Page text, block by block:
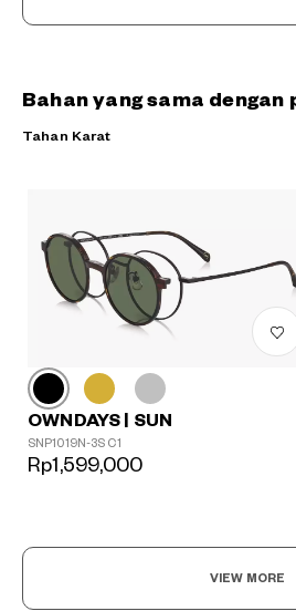
Bahan yang sama dengan
Tahan Karat
OWNDAYS | SUN
SNP1019N-3S C1
Rp1,599,000
VIEW MORE